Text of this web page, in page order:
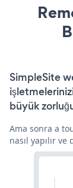
SimpleSite
büyük
Ama sonra a
nasıl yapılır